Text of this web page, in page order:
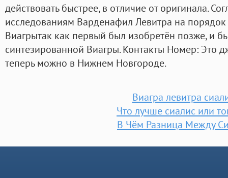
действовать быстрее, в отличие от оригинала.
исследованиям Варденафил Левитра на
Виагрытак как первый был изобретён позже, и
синтезированной Виагры. Контакты Номер: Это
теперь можно в Нижнем Новгороде.
Виагра левитра
Что лучше сиалис или
В Чём Разница Между